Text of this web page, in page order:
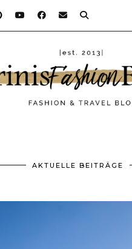
AKTUELLE BEITRÄGE